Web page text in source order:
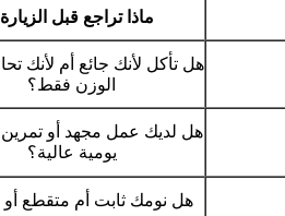
ماذا تراجع قبل
هل تأكل لأنك جائع أم لأنك
الوزن فقط؟
هل لديك عمل مجهد أو
يومية عالية؟
هل نومك ثابت أم متقطع